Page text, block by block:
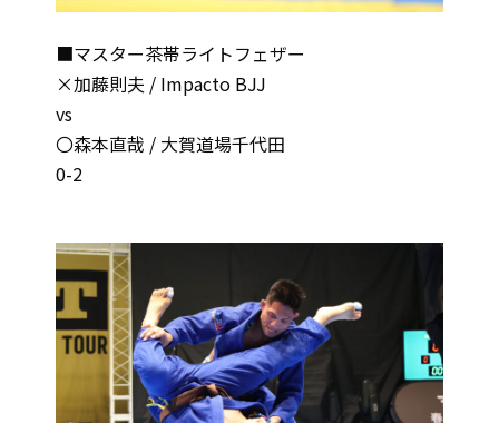
■マスター茶帯ライトフェザー
×加藤則夫 / Impacto BJJ
vs
〇森本直哉 / 大賀道場千代田
0-2